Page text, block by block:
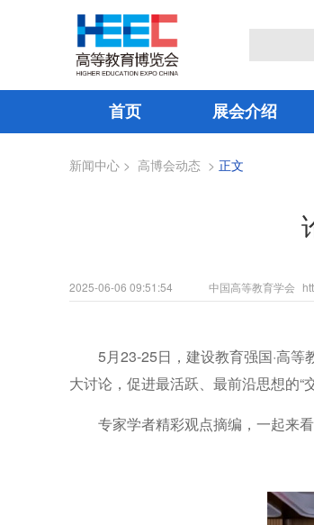
首页 展会介绍
新闻中心 > 高博会动态 > 正文
2025-06-06 09:51:54 中国高等教育学会
5月23-25日，建设教育强国·高
大讨论，促进最活跃、最前沿思想的“
专家学者精彩观点摘编，一起来看